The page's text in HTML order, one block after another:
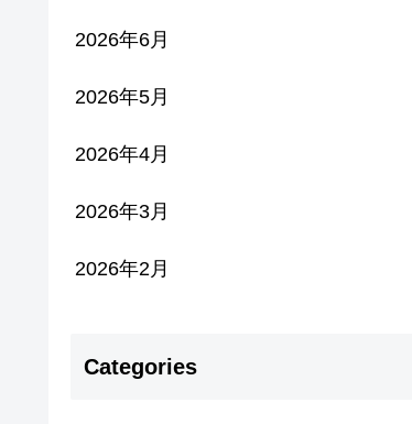
2026年6月
2026年5月
2026年4月
2026年3月
2026年2月
Categories